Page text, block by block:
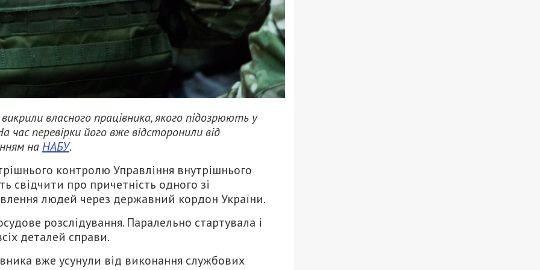
власного працівника, якого підозрюють у
час перевірки його вже відсторонили від
на НАБУ.
контролю Управління внутрішнього
свідчити про причетність одного зі
людей через державний кордон України.
розслідування. Паралельно стартувала і
деталей справи.
вже усунули від виконання службових